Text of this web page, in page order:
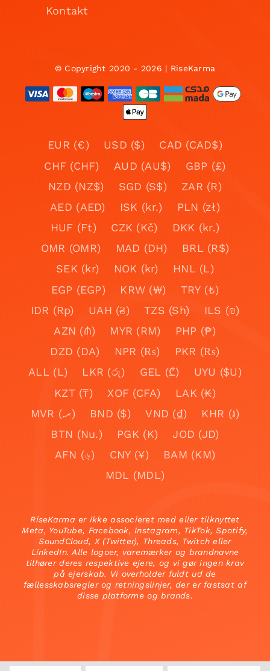
Kontakt
© Copyright 2020 - 2026 | RiseKarma
EUR (€) USD ($)
CAD (CAD$)
CHF (CHF)
AUD (AU$)
GBP (£)
NZD (NZ$)
SGD (S$)
ZAR (R)
AED (AED)
ISK (kr.)
PLN (zł)
HUF (Ft)
CZK (Kč)
DKK (kr.)
OMR (OMR)
MAD (DH)
BRL (R$)
SEK (kr)
NOK (kr)
HNL (L)
EGP (EGP)
KRW (₩)
TRY (₺)
IDR (Rp)
UAH (₴) TZS (Sh)
ILS (₪)
AZN (₼)
MYR (RM)
PHP (₱)
DZD (DA)
NPR (₨)
PKR (₨)
ALL (L)
LKR (රු) GEL (₾)
UYU ($U)
KZT (₸)
XOF (CFA)
LAK (₭)
MVR (.ރ)
BND ($) VND (₫)
KHR (៛)
BTN (Nu.)
PGK (K)
JOD (JD)
AFN (؋)
CNY (¥)
BAM (KM)
MDL (MDL)
RiseKarma er ikke associeret med eller tilknyttet
Meta, YouTube, Facebook, Instagram, TikTok, Spotify,
SoundCloud, X (Twitter), Threads, Twitch eller
LinkedIn. Alle logoer, varemærker og brandnavne
tilhører deres respektive ejere, og vi gør ingen krav
på ejerskab. Vi overholder fuldt ud de
fællesskabsregler og retningslinjer, der er fastsat af
disse platforme og brands.